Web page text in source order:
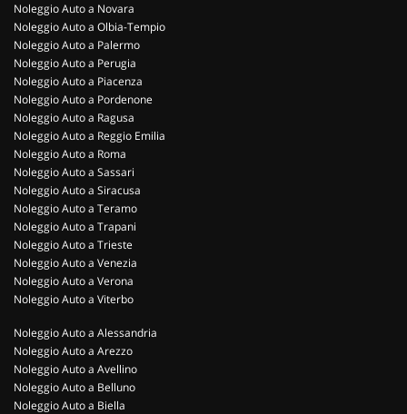
Noleggio Auto a Novara
Noleggio Auto a Olbia-Tempio
Noleggio Auto a Palermo
Noleggio Auto a Perugia
Noleggio Auto a Piacenza
Noleggio Auto a Pordenone
Noleggio Auto a Ragusa
Noleggio Auto a Reggio Emilia
Noleggio Auto a Roma
Noleggio Auto a Sassari
Noleggio Auto a Siracusa
Noleggio Auto a Teramo
Noleggio Auto a Trapani
Noleggio Auto a Trieste
Noleggio Auto a Venezia
Noleggio Auto a Verona
Noleggio Auto a Viterbo
Noleggio Auto a Alessandria
Noleggio Auto a Arezzo
Noleggio Auto a Avellino
Noleggio Auto a Belluno
Noleggio Auto a Biella